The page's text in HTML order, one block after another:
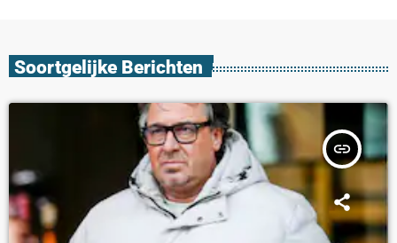
Soortgelijke Berichten
insert_link